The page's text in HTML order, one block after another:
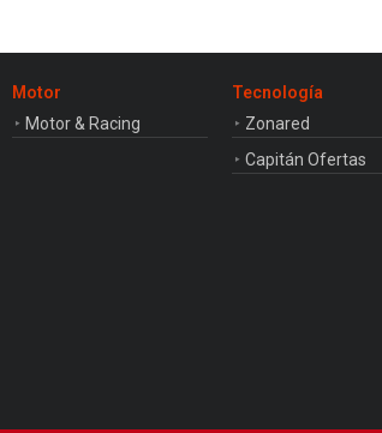
Motor
Motor & Racing
Tecnología
Zonared
Capitán Ofertas